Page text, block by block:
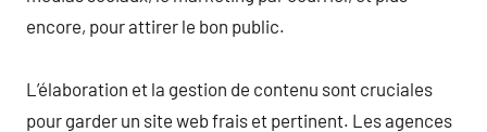
encore, pour attirer le bon public.
L’élaboration et la gestion de contenu sont cruciales
pour garder un site web frais et pertinent. Les agences